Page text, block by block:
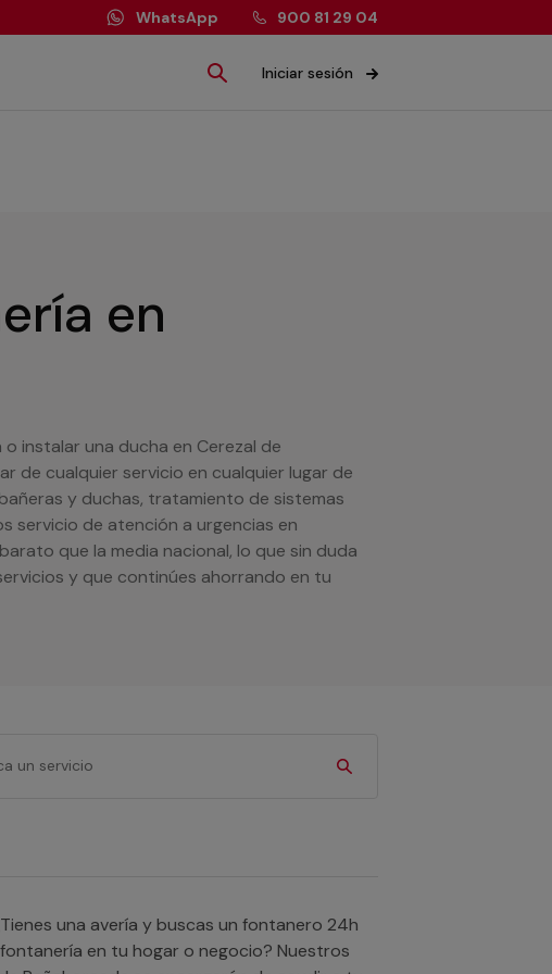
WhatsApp 900 81 29 04
Iniciar sesión
en
instalar una ducha en Cerezal de
de cualquier servicio en cualquier lugar de
y duchas, tratamiento de sistemas
servicio de atención a urgencias en
que la media nacional, lo que sin duda
y que continúes ahorrando en tu
en tu hogar o negocio? Nuestros